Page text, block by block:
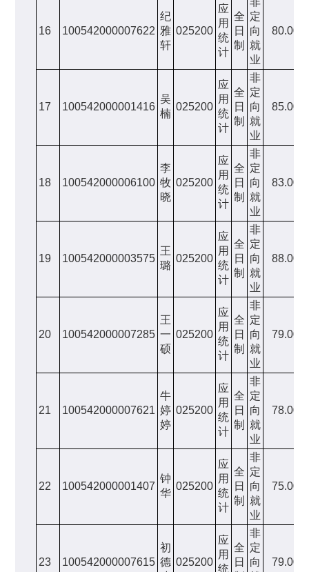
16 100542000007622
纪
雅
轩
025200
应
用
统
计
全
日
制
定
向
就
业
80.00
17 100542000001416
吴
楠
025200
应
用
统
计
全
日
制
非
定
向
就
业
85.00
18 100542000006100
李
牧
晓
025200
应
用
统
计
全
日
制
非
定
向
就
业
83.00
19 100542000003575
王
璐
025200
应
用
统
计
全
日
制
非
定
向
就
业
88.00
20 100542000007285
王
一
硕
025200
应
用
统
计
全
日
制
非
定
向
就
业
79.00
21 100542000007621
牛
婷
婷
025200
应
用
统
计
全
日
制
非
定
向
就
业
78.00
22 100542000001407
钟
华
025200
应
用
统
计
全
日
制
非
定
向
就
业
75.00
23 100542000007615
初
德 025200
应
用
统
全
日
非
定
向
79.00